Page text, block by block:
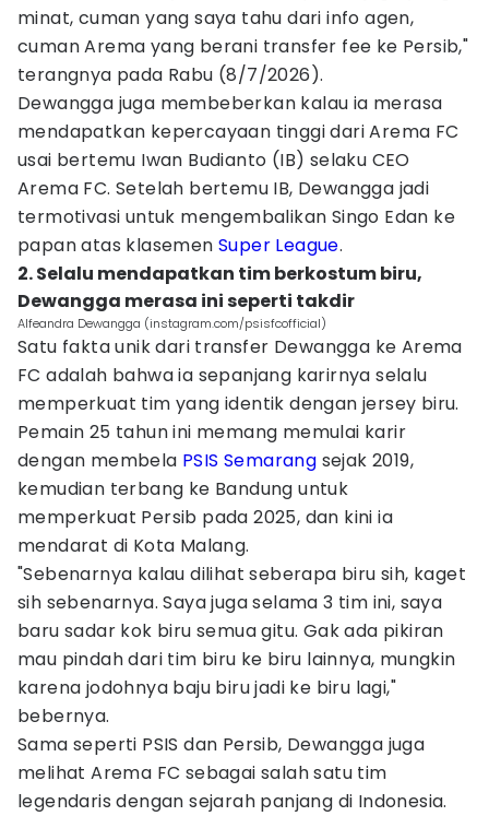
minat, cuman yang saya tahu dari info agen,
cuman Arema yang berani transfer fee ke Persib,"
terangnya pada Rabu (8/7/2026).
Dewangga juga membeberkan kalau ia merasa
mendapatkan kepercayaan tinggi dari Arema FC
usai bertemu Iwan Budianto (IB) selaku CEO
Arema FC. Setelah bertemu IB, Dewangga jadi
termotivasi untuk mengembalikan Singo Edan ke
papan atas klasemen Super League.
2. Selalu mendapatkan tim berkostum biru,
Dewangga merasa ini seperti takdir
Alfeandra Dewangga (instagram.com/psisfcofficial)
Satu fakta unik dari transfer Dewangga ke Arema
FC adalah bahwa ia sepanjang karirnya selalu
memperkuat tim yang identik dengan jersey biru.
Pemain 25 tahun ini memang memulai karir
dengan membela PSIS Semarang sejak 2019,
kemudian terbang ke Bandung untuk
memperkuat Persib pada 2025, dan kini ia
mendarat di Kota Malang.
"Sebenarnya kalau dilihat seberapa biru sih, kaget
sih sebenarnya. Saya juga selama 3 tim ini, saya
baru sadar kok biru semua gitu. Gak ada pikiran
mau pindah dari tim biru ke biru lainnya, mungkin
karena jodohnya baju biru jadi ke biru lagi,"
bebernya.
Sama seperti PSIS dan Persib, Dewangga juga
melihat Arema FC sebagai salah satu tim
legendaris dengan sejarah panjang di Indonesia.